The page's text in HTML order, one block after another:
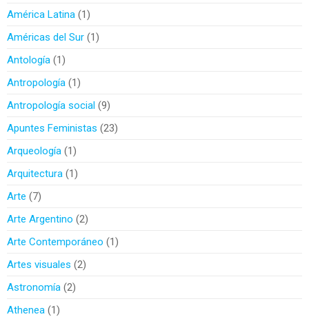
América Latina 1
Américas del Sur 1
Antología 1
Antropología 1
Antropología social 9
Apuntes Feministas 23
Arqueología 1
Arquitectura 1
Arte
7
Arte Argentino 2
Arte Contemporáneo
1
Artes visuales 2
Astronomía 2
Athenea 1